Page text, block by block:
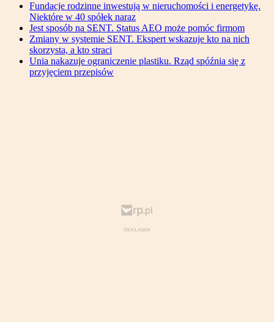
Fundacje rodzinne inwestują w nieruchomości i energetykę.
Niektóre w 40 spółek naraz
Jest sposób na SENT. Status AEO może pomóc firmom
Zmiany w systemie SENT. Ekspert wskazuje kto na nich
skorzysta, a kto straci
Unia nakazuje ograniczenie plastiku. Rząd spóźnia się z
przyjęciem przepisów